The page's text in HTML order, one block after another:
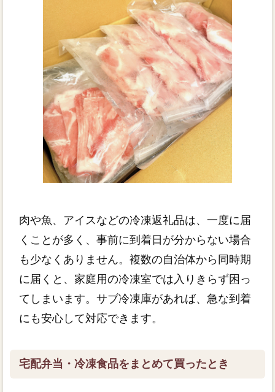
肉や魚、アイスなどの冷凍返礼品は、一度に届
くことが多く、事前に到着日が分からない場合
も少なくありません。複数の自治体から同時期
に届くと、家庭用の冷凍室では入りきらず困っ
てしまいます。サブ冷凍庫があれば、急な到着
にも安心して対応できます。
宅配弁当・冷凍食品をまとめて買ったとき